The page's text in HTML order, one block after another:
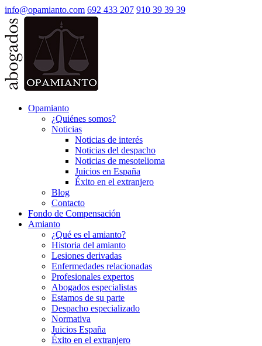
info@opamianto.com 692 433 207 910 39 39 39
Opamianto
¿Quiénes somos?
Noticias
Noticias de interés
Noticias del despacho
Noticias de mesotelioma
Juicios en España
Éxito en el extranjero
Blog
Contacto
Fondo de Compensación
Amianto
¿Qué es el amianto?
Historia del amianto
Lesiones derivadas
Enfermedades relacionadas
Profesionales expertos
Abogados especialistas
Estamos de su parte
Despacho especializado
Normativa
Juicios España
Éxito en el extranjero